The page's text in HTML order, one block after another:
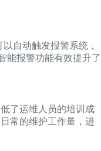
自动触发报警系统，
能报警功能有效提升了
了运维人员的培训成
常的维护工作量，进